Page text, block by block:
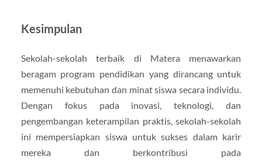
Kesimpulan
Sekolah-sekolah terbaik di Matera menawarkan
beragam program pendidikan yang dirancang untuk
memenuhi kebutuhan dan minat siswa secara individu.
Dengan fokus pada inovasi, teknologi, dan
pengembangan keterampilan praktis, sekolah-sekolah
ini mempersiapkan siswa untuk sukses dalam karir
mereka dan berkontribusi pada